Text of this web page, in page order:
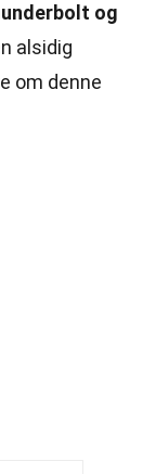
og
alsidig
om denne